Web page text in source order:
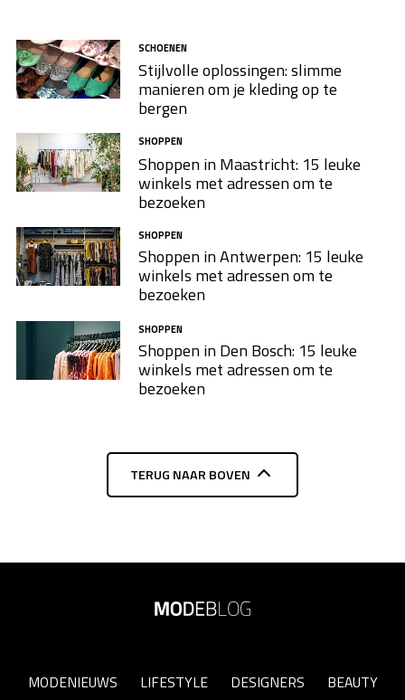
SCHOENEN
Stijlvolle oplossingen: slimme
manieren om je kleding op te
bergen
SHOPPEN
Shoppen in Maastricht: 15 leuke
winkels met adressen om te
bezoeken
SHOPPEN
Shoppen in Antwerpen: 15 leuke
winkels met adressen om te
bezoeken
SHOPPEN
Shoppen in Den Bosch: 15 leuke
winkels met adressen om te
bezoeken
TERUG NAAR BOVEN
MODENIEUWS LIFESTYLE DESIGNERS
BEAUTY